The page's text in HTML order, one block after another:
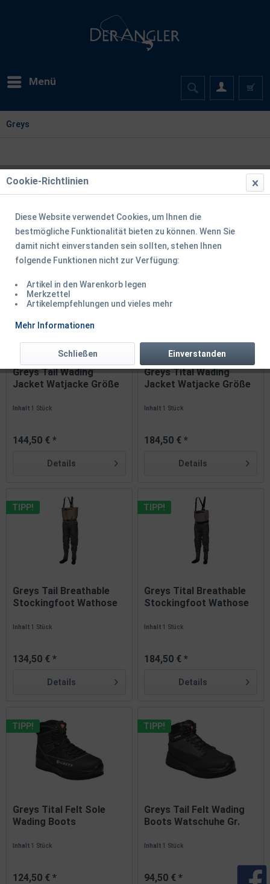
Menü
Greys
Filtern
TIPP!
Greys Tail Wading
Jacket Watjacke Größe
Inhalt1 Stück
144,50 € *
Details
TIPP!
Greys Tital Wading
Jacket Watjacke Größe
Inhalt1 Stück
184,50 € *
Details
TIPP!
Greys Tail Breathable
Stockingfoot Wathose
Inhalt1 Stück
134,50 € *
Details
TIPP!
Greys Tital Breathable
Stockingfoot Wathose
Inhalt1 Stück
184,50 € *
Details
TIPP!
Greys Tital Felt Sole
Wading Boots
Inhalt1 Stück
124,50 € *
TIPP!
Greys Tail Felt Wading
Boots Watschuhe Gr.
Inhalt1 Stück
94,50 € *
Cookie-Richtlinien
Diese Website verwendet Cookies, um Ihnen die
bestmögliche Funktionalität bieten zu können. Wenn Sie
damit nicht einverstanden sein sollten, stehen Ihnen
folgende Funktionen nicht zur Verfügung:
Artikel in den Warenkorb legen
Merkzettel
Artikelempfehlungen und vieles mehr
Mehr Informationen
Einverstanden
Schließen